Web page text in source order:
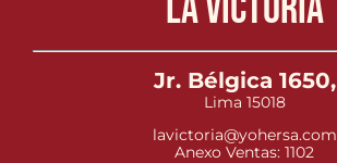
Jr. Bélgica 1650,
Lima 15018
lavictoria@yohersa.com
Anexo Ventas: 1102